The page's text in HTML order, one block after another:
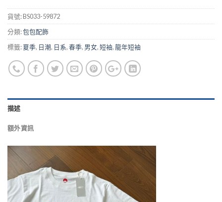
貨號:BS033-59872
分類:包包配飾
標籤:夏季, 日潮, 日系,春季, 男女,短袖,龍年短袖
描述
額外資訊